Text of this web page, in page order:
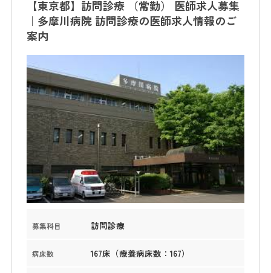
【東京都】訪問診療 （常勤） 医師求人募集
｜多摩川病院 訪問診療の医師求人情報のご
案内
募集科目 訪問診療
病床数 167床（療養病床数：167）